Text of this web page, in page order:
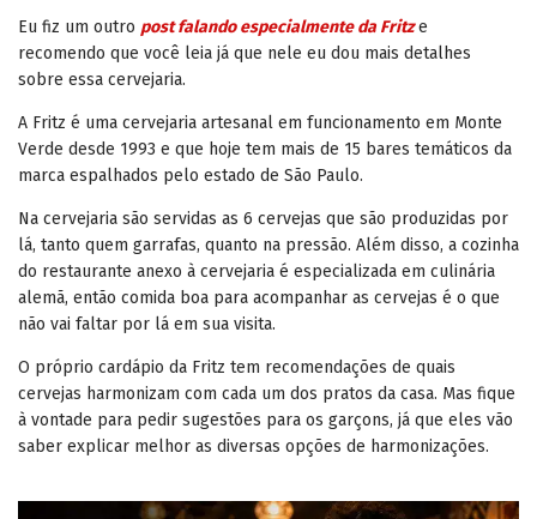
Eu fiz um outro post falando especialmente da Fritze
recomendo que você leia já que nele eu dou mais detalhes
sobre essa cervejaria.
A Fritz é uma cervejaria artesanal em funcionamento em Monte
Verde desde 1993 e que hoje tem mais de 15 bares temáticos da
marca espalhados pelo estado de São Paulo.
Na cervejaria são servidas as 6 cervejas que são produzidas por
lá, tanto quem garrafas, quanto na pressão. Além disso, a cozinha
do restaurante anexo à cervejaria é especializada em culinária
alemã, então comida boa para acompanhar as cervejas é o que
não vai faltar por lá em sua visita.
O próprio cardápio da Fritz tem recomendações de quais
cervejas harmonizam com cada um dos pratos da casa. Mas fique
à vontade para pedir sugestões para os garçons, já que eles vão
saber explicar melhor as diversas opções de harmonizações.